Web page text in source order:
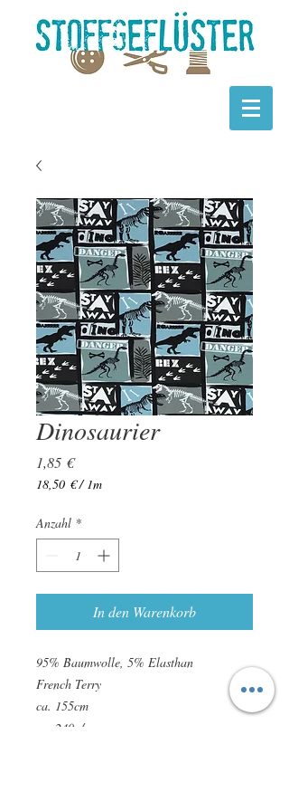
Dinosaurier
1,85 €Preis
18,50 € /1m
pro
1
Anzahl *
In den Warenkorb
95% Baumwolle, 5% Elasthan
French Terry
ca. 155cm
ca. 240g/qm